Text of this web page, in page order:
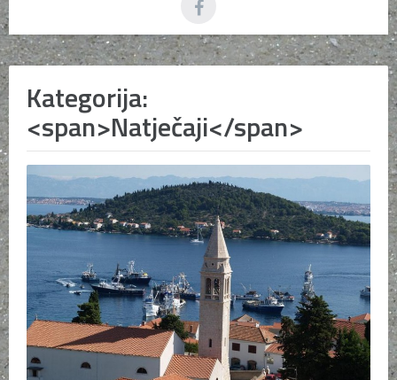
Kategorija:
<span>Natječaji</span>